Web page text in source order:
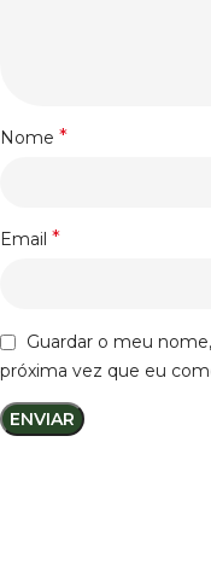
Nome *
Email *
Guardar o meu
próxima vez que eu